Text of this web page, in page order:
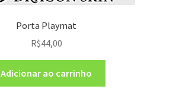
Porta Playmat
R$44,00
Adicionar ao carrinho